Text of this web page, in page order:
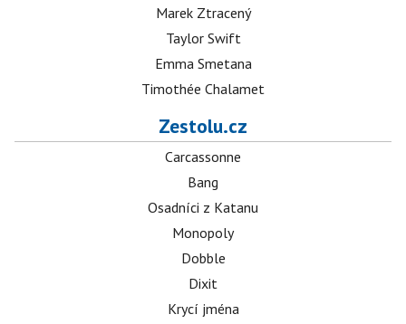
Marek Ztracený
Taylor Swift
Emma Smetana
Timothée Chalamet
Zestolu.cz
Carcassonne
Bang
Osadníci z Katanu
Monopoly
Dobble
Dixit
Krycí jména